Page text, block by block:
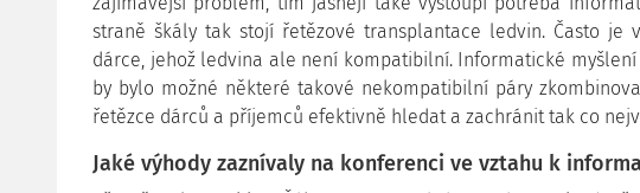
straně škály tak stojí řetězové transplantace ledvin. Často je
dárce, jehož ledvina ale není kompatibilní. Informatické
by bylo možné některé takové nekompatibilní páry
řetězce dárců a příjemců efektivně hledat a zachránit tak co
Jaké výhody zaznívaly na konferenci ve vztahu k